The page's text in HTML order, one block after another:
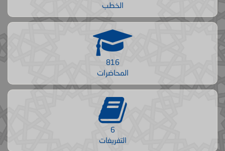
الخطب
816
المحاضرات
6
التفريغات